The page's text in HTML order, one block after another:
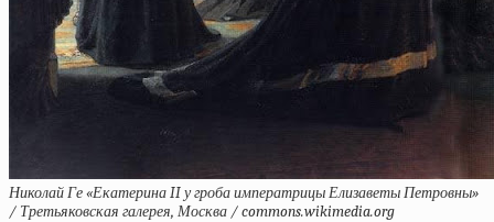
Николай Ге «Екатерина II у гроба императрицы Елизаветы Петровны»
/ Третьяковская галерея, Москва / commons.wikimedia.org